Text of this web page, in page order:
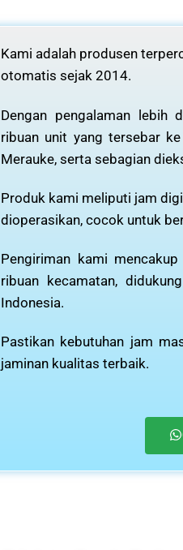
Kami adalah produsen
otomatis sejak 2014.
Dengan pengalaman lebih
ribuan unit yang tersebar
Merauke, serta sebagian
Produk kami meliputi jam
dioperasikan, cocok untuk
Pengiriman kami
ribuan kecamatan,
Indonesia.
Pastikan kebutuhan jam
jaminan kualitas terbaik.